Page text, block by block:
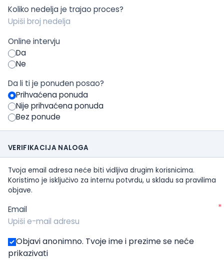
Koliko nedelja je trajao proces?
Online intervju
Da
Ne
Da li ti je ponuđen posao?
Prihvaćena ponuda
Nije prihvaćena ponuda
Bez ponude
VERIFIKACIJA NALOGA
Tvoja email adresa neće biti vidljiva drugim korisnicima.
Koristimo je isključivo za internu potvrdu, u skladu sa pravilima
objave.
Email *
Objavi anonimno. Tvoje ime i prezime se neće
prikazivati